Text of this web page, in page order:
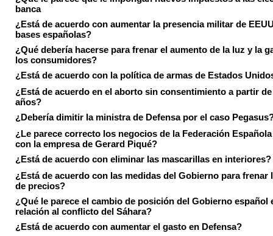
banca
¿Está de acuerdo con aumentar la presencia militar de
bases españolas?
¿Qué debería hacerse para frenar el aumento de la luz y la
los consumidores?
¿Está de acuerdo con la política de armas de Estados
¿Está de acuerdo en el aborto sin consentimiento a partir
años?
¿Debería dimitir la ministra de Defensa por el caso
¿Le parece correcto los negocios de la Federación
con la empresa de Gerard Piqué?
¿Está de acuerdo con eliminar las mascarillas en interiores?
¿Está de acuerdo con las medidas del Gobierno para frenar
de precios?
¿Qué le parece el cambio de posición del Gobierno español
relación al conflicto del Sáhara?
¿Está de acuerdo con aumentar el gasto en Defensa?